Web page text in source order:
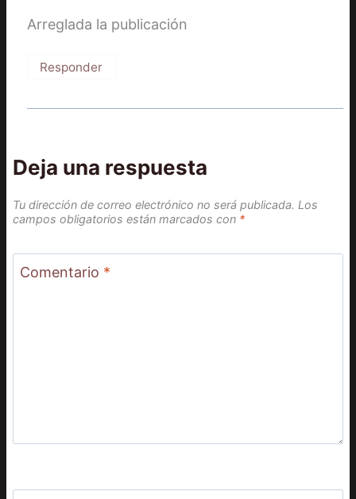
Arreglada la publicación
Responder
Deja una respuesta
Tu dirección de correo electrónico no será publicada. Los
campos obligatorios están marcados con *
Comentario *